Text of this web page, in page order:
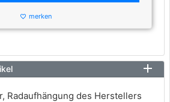
favorite_border merken
Radaufhängung des Herstellers